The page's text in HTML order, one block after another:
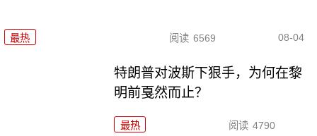
最热 阅读 6569 08-04
特朗普对波斯下狠手，为何在黎
明前戛然而止？
最热 阅读 4790